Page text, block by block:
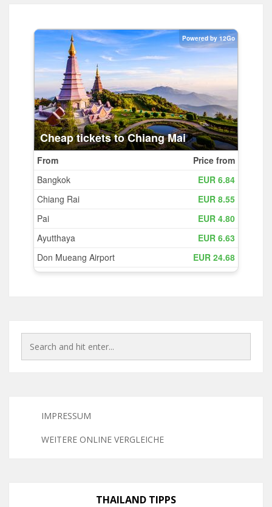
IMPRESSUM
WEITERE ONLINE VERGLEICHE
THAILAND TIPPS